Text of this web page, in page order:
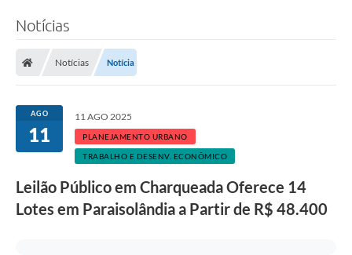
Notícias
Notícias Notícia
AGO
11
11 AGO 2025
PLANEJAMENTO URBANO
TRABALHO E DESENV. ECONÔMICO
Leilão Público em Charqueada Oferece 14
Lotes em Paraisolândia a Partir de R$ 48.400